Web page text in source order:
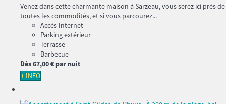
Venez dans cette charmante maison à Sarzeau, vous serez ici près de
toutes les commodités, et si vous parcourez...
Accès Internet
Parking extérieur
Terrasse
Barbecue
Dès67,00 € par nuit
+ INFO